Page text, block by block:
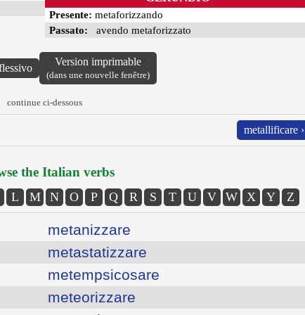
Presente: metaforizzando
Passato: avendo metaforizzato
Version imprimable
(dans une nouvelle fenêtre)
continue ci-dessous
metallificare ›
the Italian verbs
L M N O P Q R S T U V W X Y Z
metanizzare
metastatizzare
metempsicosare
meteorizzare